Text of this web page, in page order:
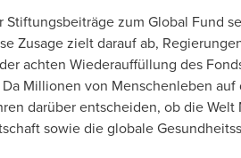
zum Global Fund
Zusage zielt darauf ab,
achten Wiederauffüllung des
Millionen von Menschenleben
darüber entscheiden, ob die
sowie die globale